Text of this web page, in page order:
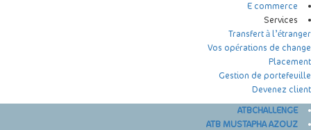
E commerce
Services
Transfert à l’étranger
Vos opérations de change
Placement
Gestion de portefeuille
Devenez client
ATBCHALLENGE
ATB MUSTAPHA AZOUZ